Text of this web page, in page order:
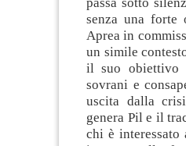
senza una forte
Aprea in
un simile
il suo obiettivo
sovrani e
uscita dalla
genera Pil e il
chi è